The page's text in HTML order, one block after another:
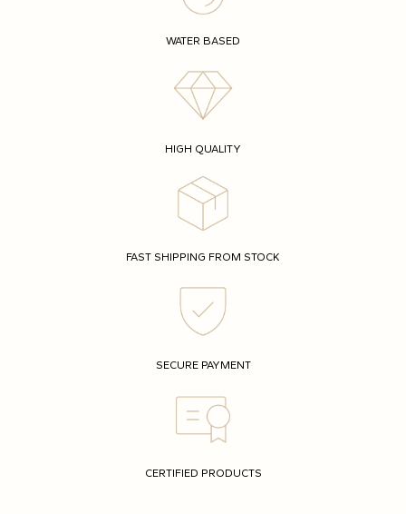
WATER BASED
HIGH QUALITY
FAST SHIPPING FROM STOCK
SECURE PAYMENT
CERTIFIED PRODUCTS